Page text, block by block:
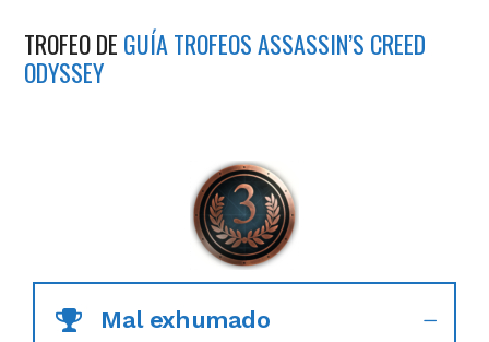
TROFEO DE GUÍA TROFEOS ASSASSIN’S CREED
ODYSSEY
Mal exhumado